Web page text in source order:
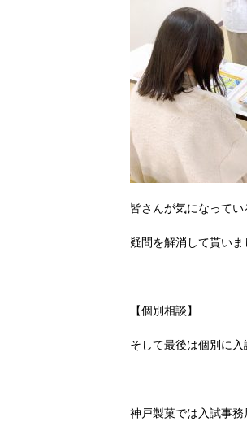
皆さんが気になって
疑問を解消して貰いま
【個別相談】
そして最後は個別に
神戸製菓では入試事